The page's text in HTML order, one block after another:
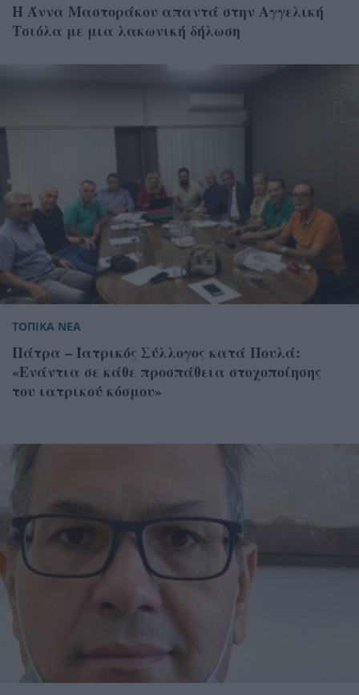
Η Άννα Μαστοράκου απαντά στην Αγγελική
Τσιόλα με μια λακωνική δήλωση
ΤΟΠΙΚΑ ΝΕΑ
Πάτρα – Ιατρικός Σύλλογος κατά Πουλά:
«Ενάντια σε κάθε προσπάθεια στοχοποίησης
του ιατρικού κόσμου»